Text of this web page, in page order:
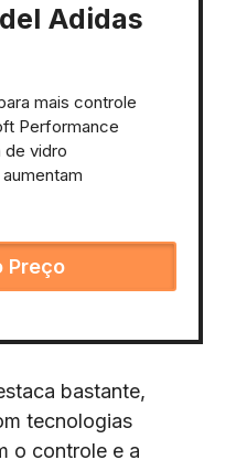
Adidas
mais controle
Performance
de vidro
Preço
bastante,
tecnologias
o controle e a